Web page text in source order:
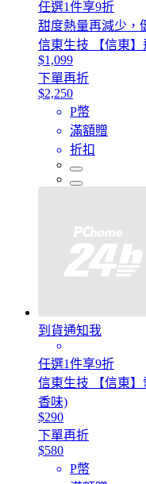
任選1件享9折
甜度熱量再減少，
信東生技 【信東】
$1,099
下單再折
$2,250
P幣
滿額贈
折扣
到貨通知我
任選1件享9折
信東生技 【信東
香味)
$290
下單再折
$580
P幣